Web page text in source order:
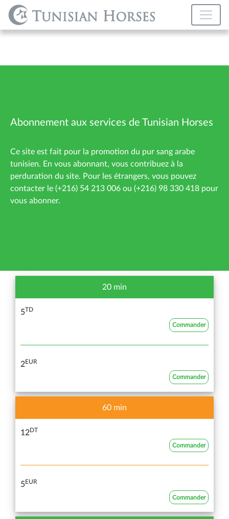
Abonnement aux services de Tunisian Horses
Ce site est fait pour la promotion du pur sang arabe
tunisien. En vous abonnant, vous contribuez à la
perduration du site. Pour les étrangers, vous pouvez
contacter le (+216) 54 213 006 ou (+216) 98 330 418 pour
vous abonner.
20 min
5TD
Commander
2EUR
Commander
60 min
12DT
Commander
5EUR
Commander